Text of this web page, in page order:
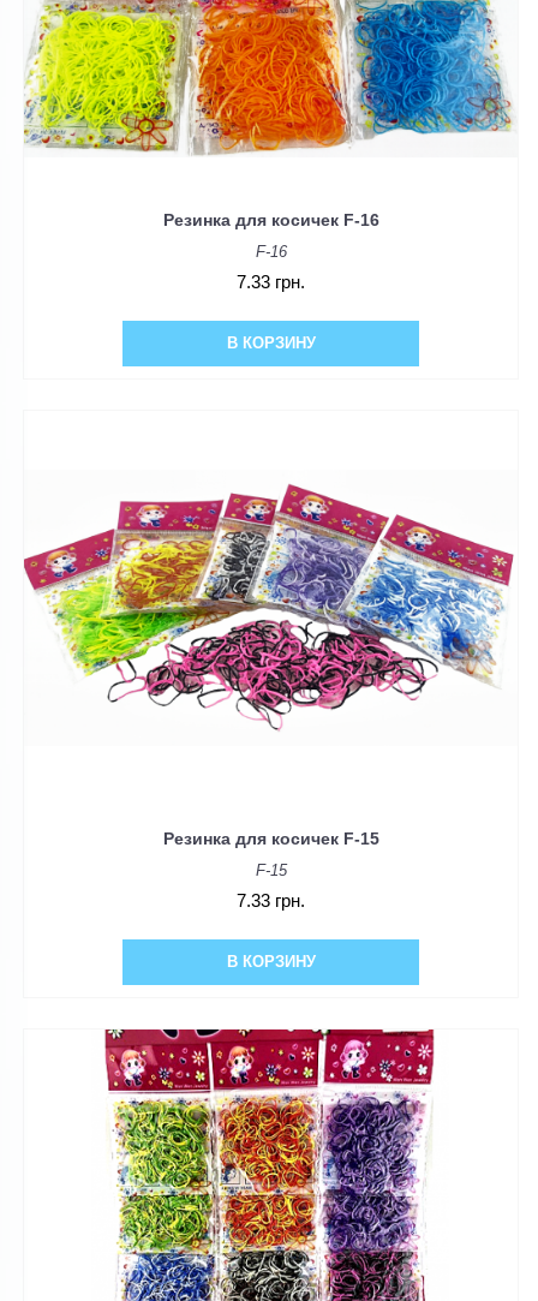
Резинка для косичек F-16
F-16
7.33 грн.
В КОРЗИНУ
Резинка для косичек F-15
F-15
7.33 грн.
В КОРЗИНУ